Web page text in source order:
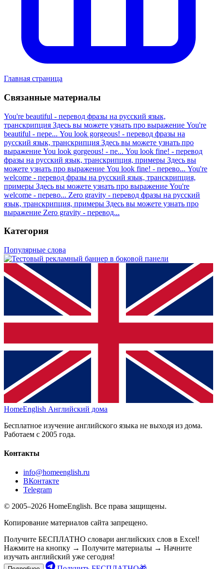
Главная страница
Связанные материалы
You're beautiful - перевод фразы на русский язык,
транскрипция Здесь вы можете узнать про выражение You're
beautiful - пере... You look gorgeous! - перевод фразы на
русский язык, транскрипция Здесь вы можете узнать про
выражение You look gorgeous! - пе... You look fine! - перевод
фразы на русский язык, транскрипция, примеры Здесь вы
можете узнать про выражение You look fine! - перево... You're
welcome - перевод фразы на русский язык, транскрипция,
примеры Здесь вы можете узнать про выражение You're
welcome - перево... Zero gravity - перевод фразы на русский
язык, транскрипция, примеры Здесь вы можете узнать про
выражение Zero gravity - перевод...
Категория
Популярные слова
HomeEnglish Английский дома
Бесплатное изучение английского языка не выходя из дома.
Работаем с 2005 года.
Контакты
info@homeenglish.ru
ВКонтакте
Telegram
© 2005–2026 HomeEnglish. Все права защищены.
Копирование материалов сайта запрещено.
Получите БЕСПЛАТНО словари английских слов в Excel!
Нажмите на кнопку → Получите материалы → Начните
изучать английский уже сегодня!